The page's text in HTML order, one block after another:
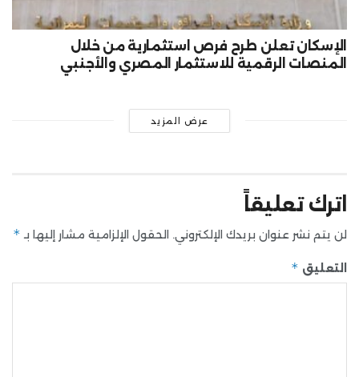
الإسكان تعلن طرح فرص استثمارية من خلال
المنصات الرقمية للاستثمار المصري والأجنبي
عرض المزيد
اترك تعليقاً
لن يتم نشر عنوان بريدك الإلكتروني. الحقول الإلزامية مشار إليها بـ *
التعليق *